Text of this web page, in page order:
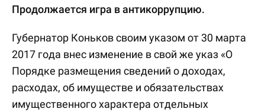
Продолжается игра в антикоррупцию.
Губернатор Коньков своим указом от 30 марта
2017 года внес изменение в свой же указ «О
Порядке размещения сведений о доходах,
расходах, об имуществе и обязательствах
имущественного характера отдельных